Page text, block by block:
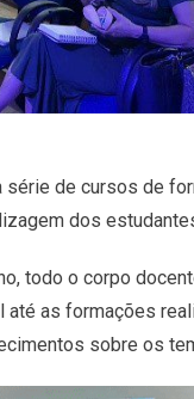
série de cursos de
dos
todo o corpo
as formações
sobre os